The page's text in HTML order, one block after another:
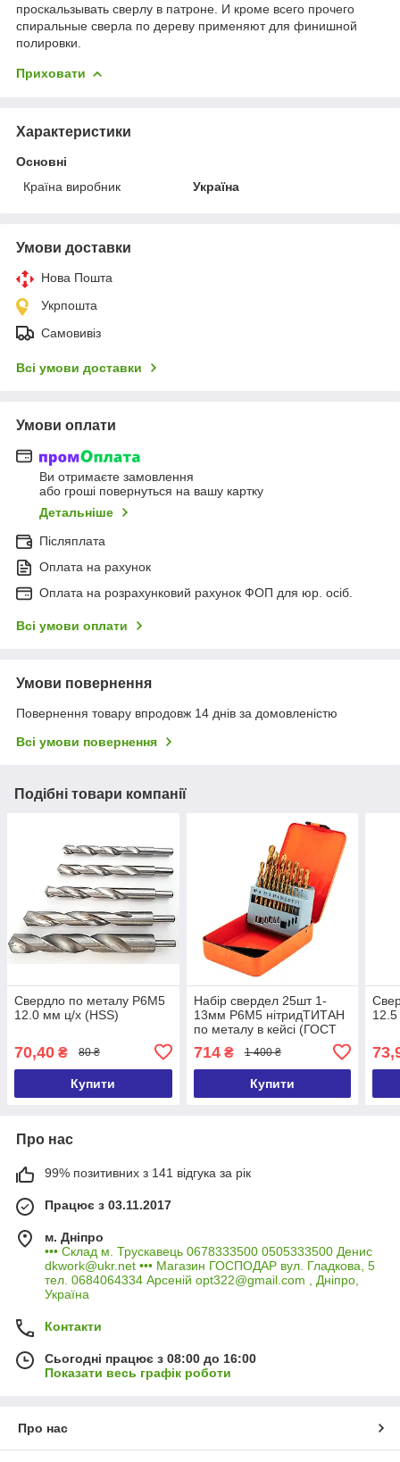
проскальзывать сверлу в патроне. И кроме всего прочего
спиральные сверла по дереву применяют для финишной
полировки.
Приховати
Характеристики
Основні
Країна виробник
Україна
Умови доставки
Нова Пошта
Укрпошта
Самовивіз
Всі умови доставки
Умови оплати
Ви отримаєте замовлення
або гроші повернуться на вашу картку
Детальніше
Післяплата
Оплата на рахунок
Оплата на розрахунковий рахунок ФОП для юр. осіб.
Всі умови оплати
Умови повернення
Повернення товару впродовж 14 днів за домовленістю
Всі умови повернення
Подібні товари компанії
Свердло по металу Р6М5
12.0 мм ц/х (HSS)
70,40 ₴ 80 ₴
Купити
Набір свердел 25шт 1-
13мм Р6М5 нітридТИТАН
по металу в кейсі (ГОСТ
PROSeries
714₴ 1 400 ₴
Купити
Про нас
99% позитивних з 141 відгука за рік
Працює з 03.11.2017
м. Дніпро
••• Склад м. Трускавець 0678333500 0505333500 Денис
dkwork@ukr.net ••• Магазин ГОСПОДАР вул. Гладкова, 5
тел. 0684064334 Арсеній opt322@gmail.com , Дніпро,
Україна
Контакти
Сьогодні працює з 08:00 до 16:00
Показати весь графік роботи
Про нас